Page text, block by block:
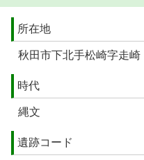
所在地
秋田市下北手松崎字走崎
時代
縄文
遺跡コード